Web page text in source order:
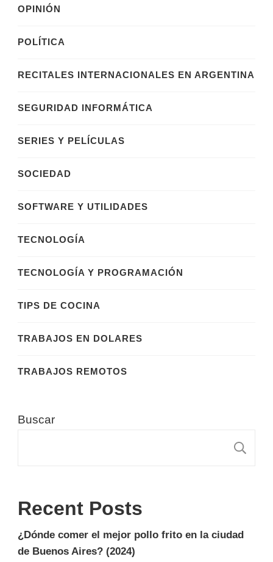
OPINIÓN
POLÍTICA
RECITALES INTERNACIONALES EN ARGENTINA
SEGURIDAD INFORMÁTICA
SERIES Y PELÍCULAS
SOCIEDAD
SOFTWARE Y UTILIDADES
TECNOLOGÍA
TECNOLOGÍA Y PROGRAMACIÓN
TIPS DE COCINA
TRABAJOS EN DOLARES
TRABAJOS REMOTOS
Buscar
Recent Posts
¿Dónde comer el mejor pollo frito en la ciudad
de Buenos Aires? (2024)